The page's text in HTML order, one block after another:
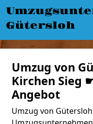
Gütersloh
Umzug von
Kirchen Sieg
Angebot
Umzug von